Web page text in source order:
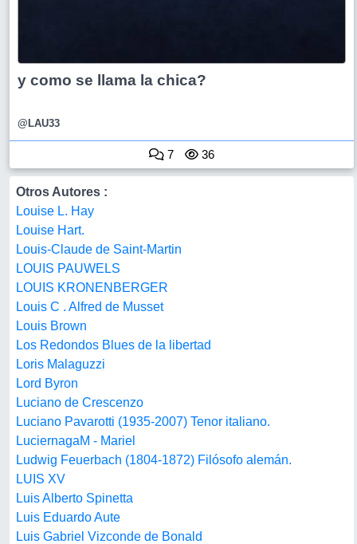
y como se llama la chica?
@LAU33
7 36
Otros Autores :
Louise L. Hay
Louise Hart.
Louis-Claude de Saint-Martin
LOUIS PAUWELS
LOUIS KRONENBERGER
Louis C . Alfred de Musset
Louis Brown
Los Redondos Blues de la libertad
Loris Malaguzzi
Lord Byron
Luciano de Crescenzo
Luciano Pavarotti (1935-2007) Tenor italiano.
LuciernagaM - Mariel
Ludwig Feuerbach (1804-1872) Filósofo alemán.
LUIS XV
Luis Alberto Spinetta
Luis Eduardo Aute
Luis Gabriel Vizconde de Bonald